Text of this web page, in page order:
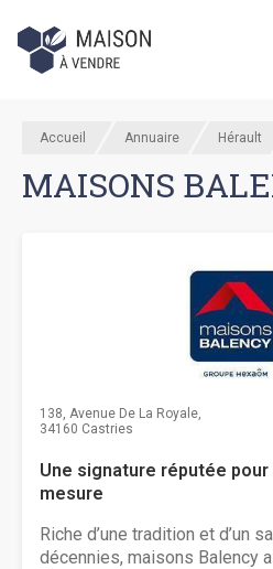
Accueil Annuaire Hérault
MAISONS
138, Avenue De La Royale,
34160 Castries
Une signature réputée
mesure
Riche d’une tradition et d’un
décennies, maisons Balency